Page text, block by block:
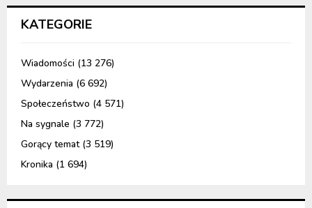
KATEGORIE
Wiadomości (13 276)
Wydarzenia (6 692)
Społeczeństwo (4 571)
Na sygnale (3 772)
Gorący temat(3 519)
Kronika (1 694)